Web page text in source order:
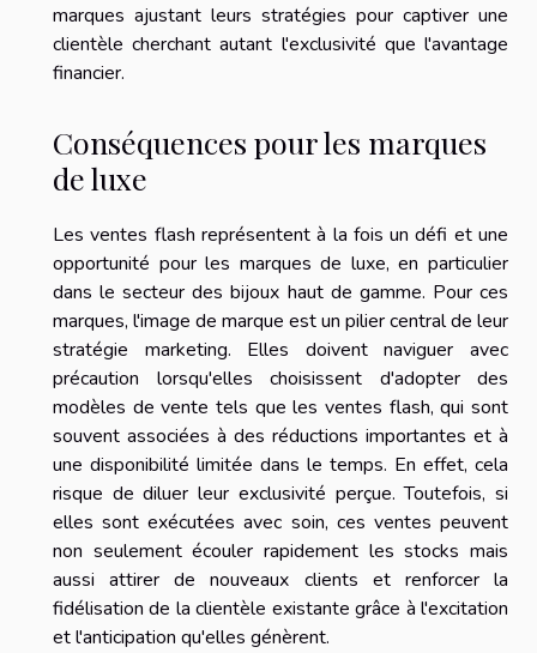
marques ajustant leurs stratégies pour captiver une
clientèle cherchant autant l'exclusivité que l'avantage
financier.
Conséquences pour les marques
de luxe
Les ventes flash représentent à la fois un défi et une
opportunité pour les marques de luxe, en particulier
dans le secteur des bijoux haut de gamme. Pour ces
marques, l'image de marque est un pilier central de leur
stratégie marketing. Elles doivent naviguer avec
précaution lorsqu'elles choisissent d'adopter des
modèles de vente tels que les ventes flash, qui sont
souvent associées à des réductions importantes et à
une disponibilité limitée dans le temps. En effet, cela
risque de diluer leur exclusivité perçue. Toutefois, si
elles sont exécutées avec soin, ces ventes peuvent
non seulement écouler rapidement les stocks mais
aussi attirer de nouveaux clients et renforcer la
fidélisation de la clientèle existante grâce à l'excitation
et l'anticipation qu'elles génèrent.